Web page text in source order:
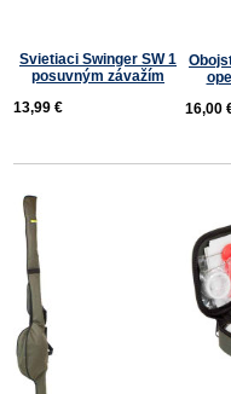
Svietiaci Swinger SW 1
posuvným závažím
13,99 €
16,00